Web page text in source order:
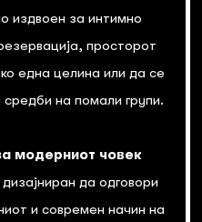
издвоен за интимно
просторот
една целина или да се
на помали групи.
модерниот човек
да одговори
и современ начин на